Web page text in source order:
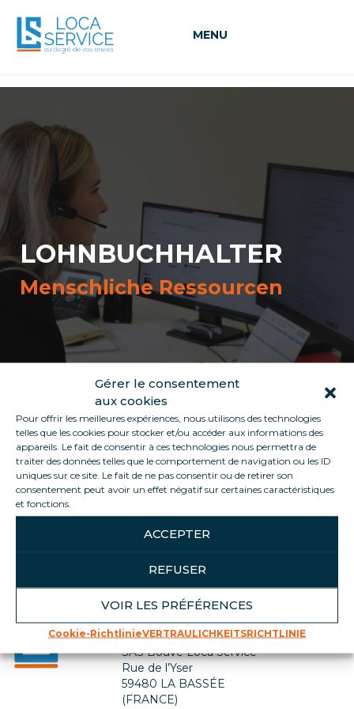
Gérer le consentement
aux cookies
Pour offrir les meilleures expériences, nous utilisons des technologies
telles que les cookies pour stocker et/ou accéder aux informations des
appareils. Le fait de consentir à ces technologies nous permettra de
traiter des données telles que le comportement de navigation ou les ID
uniques sur ce site. Le fait de ne pas consentir ou de retirer son
consentement peut avoir un effet négatif sur certaines caractéristiques
et fonctions.
ACCEPTER
REFUSER
VOIR LES PRÉFÉRENCES
Cookie-RichtlinieVERTRAULICHKEITSRICHTLINIE
MENU
LOHNBUCHHALTER
Menschliche Ressourcen
Zurück zur Jobliste
Kontaktiere uns
SIÈGE SOCIAL
SAS Bouve Loca Service
Rue de l’Yser
59480 LA BASSÉE
(FRANCE)